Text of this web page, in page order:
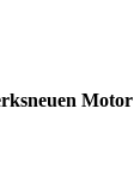
Motor